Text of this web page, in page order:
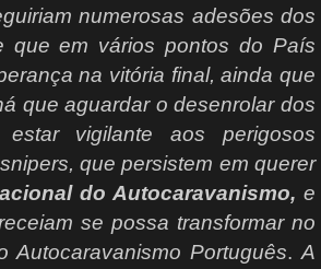
numerosas adesões dos
que em vários pontos do País
na vitória final, ainda que
que aguardar o desenrolar dos
vigilante aos perigosos
que persistem em querer
do Autocaravanismo, e
se possa transformar no
Autocaravanismo Português.A